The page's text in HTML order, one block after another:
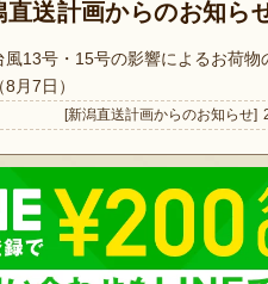
直送計画からのお知ら
風13号・15号の影響によるお荷物
月7日）
[新潟直送計画からのお知らせ]